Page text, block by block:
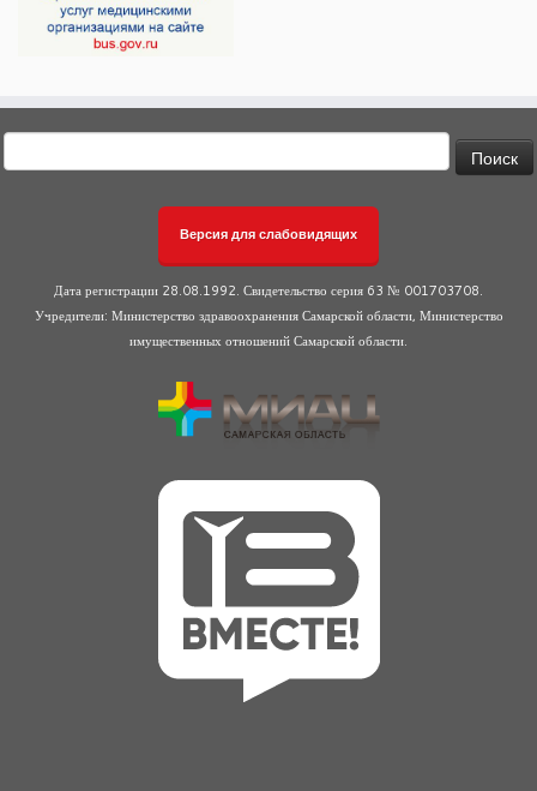
Версия для слабовидящих
Дата регистрации 28.08.1992. Свидетельство серия 63 № 001703708.
Учредители: Министерство здравоохранения Самарской области, Министерство
имущественных отношений Самарской области.